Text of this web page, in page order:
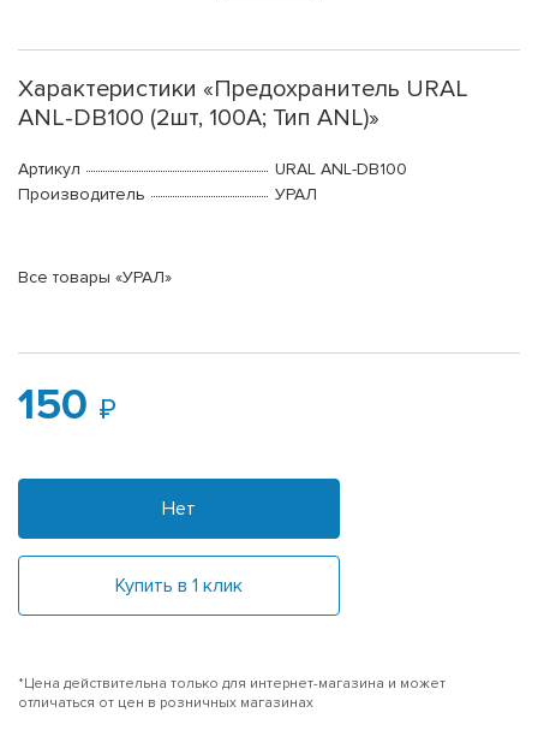
Характеристики «Предохранитель URAL
ANL-DB100 (2шт, 100А; Тип ANL)»
Артикул
URAL ANL-DB100
Производитель
УРАЛ
Все товары «УРАЛ»
150
Нет
Купить в 1 клик
*Цена действительна только для интернет-магазина и может
отличаться от цен в розничных магазинах